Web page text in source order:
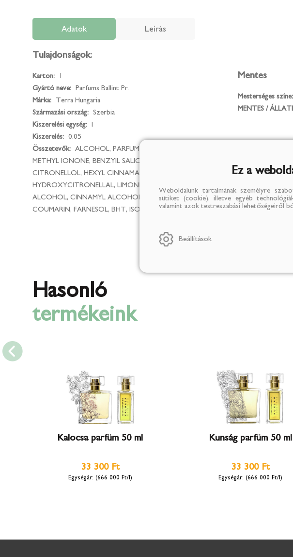
Adatok Leírás
Tulajdonságok:
Karton:
Gyártó neve:
Parfums Ballint Pr.
Márka:
Terra Hungaria
Származási ország:
Szerbia
Kiszerelési egység:
Kiszerelés:
0.05
Összetevők:
ALCOHOL, PARFUM, AQUA, ALPHA-ISO-
METHYL IONONE, BENZYIL SALICYLATE, GERANIOL,
CITRONELLOL, HEXYL CINNAMAL,
HYDROXYCITRONELLAL, LIMONENE, ANISE
ALCOHOL, CINNAMYL ALCOHOL, EUGENOL,
COUMARIN, FARNESOL, BHT, ISOEUGENOL.
Mentes
Mesterséges
MENTES /
Hasonló
termékeink
Kalocsa parfüm 50 ml
33 300 Ft
(666 000 Ft/l)
Kunság parfüm 50 ml
33 300 Ft
(666 000 Ft/l)
Ez a
Weboldalunk tartalmának személyre
sütiket (cookie), illetve egyéb
valamint azok testreszabási lehetőségeiről
Beállítások